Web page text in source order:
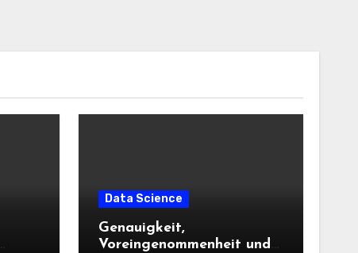
Data Science
Genauigkeit,
Voreingenommenheit und